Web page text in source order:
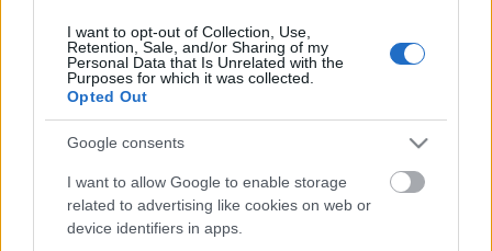
I want to opt-out of Collection, Use,
Retention, Sale, and/or Sharing of my
Personal Data that Is Unrelated with the
Purposes for which it was collected.
Opted Out
Google consents
I want to allow Google to enable storage
related to advertising like cookies on web or
device identifiers in apps.
Megmenthető a Stargate Universe?
2010. december 28.
Az Airlock Alpha nevű, főleg sci-fi-sorozatokkal
foglalkozó tévés honlap szerint hangyányi esély van
előtt nem sokkal bejelentett kaszát. A sorozat írója,
Brad Wright ugyanis azt nyilatkozta, hogy a gyártó
MGM anyagi gondjainak…